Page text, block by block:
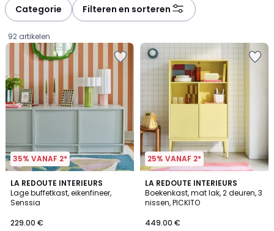
Categorie Filteren en sorteren
92 artikelen
35% VANAF 2*
LA REDOUTE INTERIEURS
Lage buffetkast, eikenfineer,
Senssia
€.
229.00 €
1
/
5
2
Kleuren
25% VANAF 2*
LA REDOUTE INTERIEURS
Boekenkast, mat lak, 2 deuren, 3
nissen, PICKITO
449.00 €